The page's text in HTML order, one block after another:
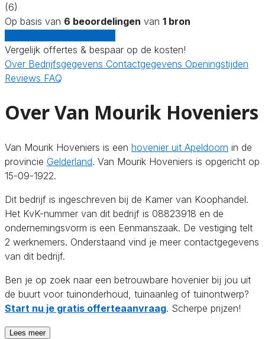
(6)
Op basis van 6 beoordelingen van 1 bron
Vergelijk offertes & bespaar op de kosten!
Over Bedrijfsgegevens Contactgegevens Openingstijden
Reviews FAQ
Over Van Mourik Hoveniers
Van Mourik Hoveniers is een hovenier uit Apeldoorn in de
provincie Gelderland. Van Mourik Hoveniers is opgericht op
15-09-1922.
Dit bedrijf is ingeschreven bij de Kamer van Koophandel.
Het KvK-nummer van dit bedrijf is 08823918 en de
ondernemingsvorm is een Eenmanszaak. De vestiging telt
2 werknemers. Onderstaand vind je meer contactgegevens
van dit bedrijf.
Ben je op zoek naar een betrouwbare hovenier bij jou uit
de buurt voor tuinonderhoud, tuinaanleg of tuinontwerp?
Start nu je gratis offerteaanvraag. Scherpe prijzen!
Lees meer